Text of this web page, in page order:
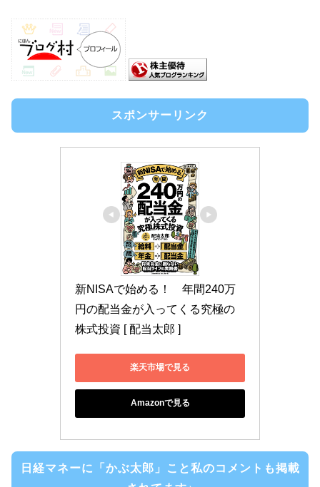
スポンサーリンク
新NISAで始める！　年間240万
円の配当金が入ってくる究極の
株式投資 [ 配当太郎 ]
楽天市場で見る
Amazonで見る
日経マネーに「かぶ太郎」こと私のコメントも掲載